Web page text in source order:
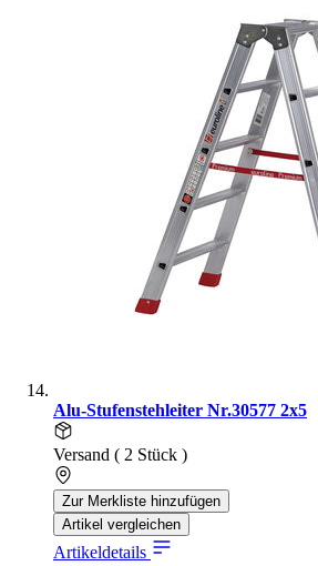
Alu-Stufenstehleiter Nr.30577 2x5
Versand ( 2 Stück )
Zur Merkliste hinzufügen
Artikel vergleichen
Artikeldetails